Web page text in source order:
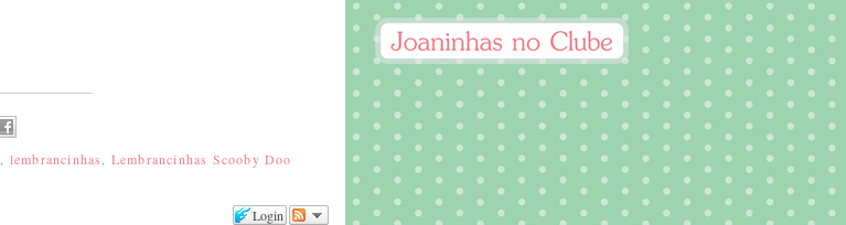
lembrancinhas Lembrancinhas Scooby Doo
Login